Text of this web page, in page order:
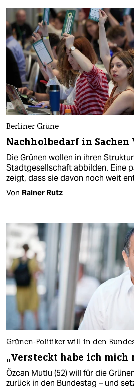
Berliner Grüne
Nachholbedarf in
Die Grünen wollen in ihren
Stadtgesellschaft abbilden. Eine
zeigt, dass sie davon noch weit
Von Rainer Rutz
Grünen-Politiker will in den
„Versteckt habe ich mich
Özcan Mutlu (52) will für die
zurück in den Bundestag – und